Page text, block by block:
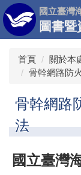
跳
到
主
國立臺灣
圖書
首頁 關於本
骨幹網路防
骨幹網路
法
國立臺灣